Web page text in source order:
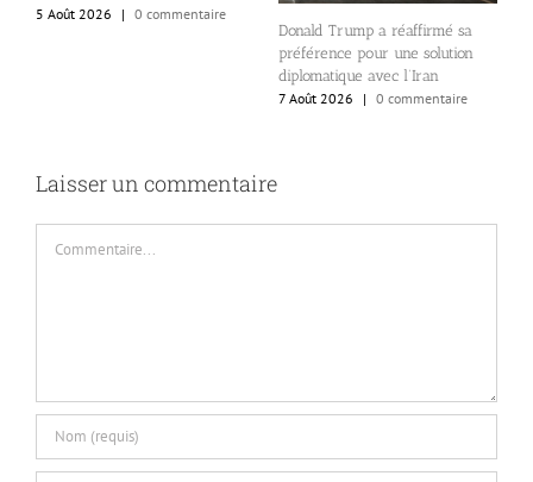
5 Août 2026
| 0 commentaire
Donald Trump a réaffirmé sa
préférence pour une solution
diplomatique avec l’Iran
7 Août 2026
| 0 commentaire
Laisser un commentaire